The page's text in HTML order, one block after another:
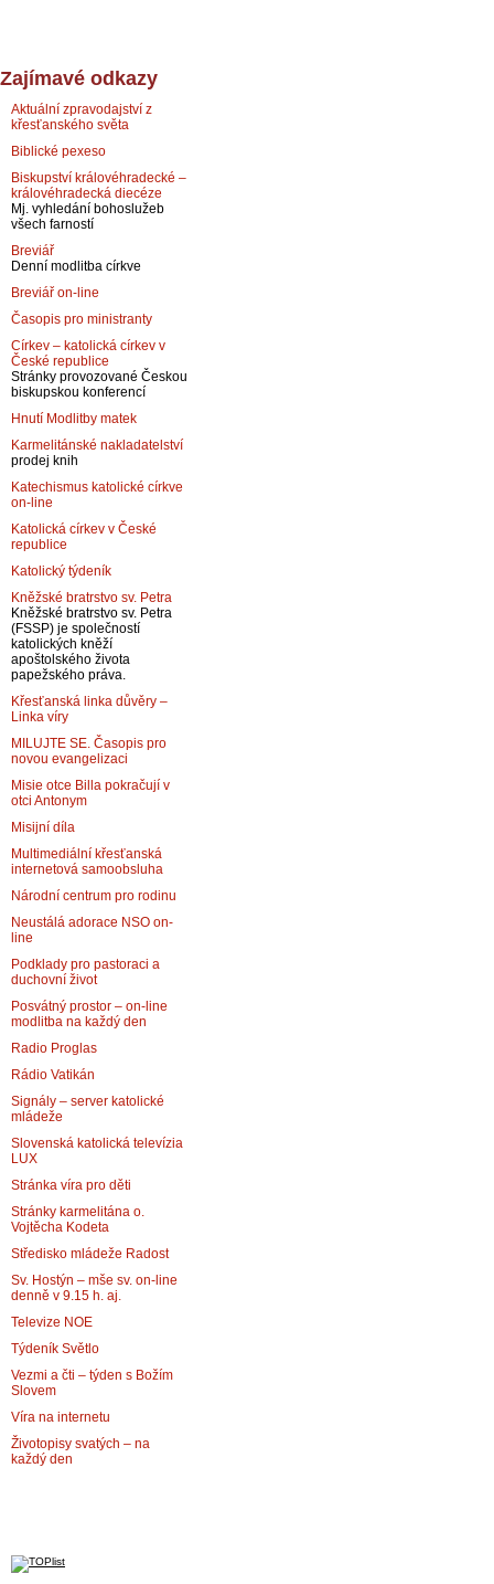
Zajímavé odkazy
Aktuální zpravodajství z
křesťanského světa
Biblické pexeso
Biskupství královéhradecké –
královéhradecká diecéze
Mj. vyhledání bohoslužeb
všech farností
Breviář
Denní modlitba církve
Breviář on-line
Časopis pro ministranty
Církev – katolická církev v
České republice
Stránky provozované Českou
biskupskou konferencí
Hnutí Modlitby matek
Karmelitánské nakladatelství
prodej knih
Katechismus katolické církve
on-line
Katolická církev v České
republice
Katolický týdeník
Kněžské bratrstvo sv. Petra
Kněžské bratrstvo sv. Petra
(FSSP) je společností
katolických kněží
apoštolského života
papežského práva.
Křesťanská linka důvěry –
Linka víry
MILUJTE SE. Časopis pro
novou evangelizaci
Misie otce Billa pokračují v
otci Antonym
Misijní díla
Multimediální křesťanská
internetová samoobsluha
Národní centrum pro rodinu
Neustálá adorace NSO on-
line
Podklady pro pastoraci a
duchovní život
Posvátný prostor – on-line
modlitba na každý den
Radio Proglas
Rádio Vatikán
Signály – server katolické
mládeže
Slovenská katolická televízia
LUX
Stránka víra pro děti
Stránky karmelitána o.
Vojtěcha Kodeta
Středisko mládeže Radost
Sv. Hostýn – mše sv. on-line
denně v 9.15 h. aj.
Televize NOE
Týdeník Světlo
Vezmi a čti – týden s Božím
Slovem
Víra na internetu
Životopisy svatých – na
každý den